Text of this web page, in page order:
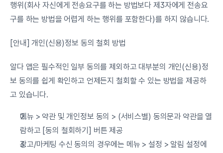
행위(회사 자신에게 전송요구를 하는 방법보다 제3자에게 전송요
구를 하는 방법을 어렵게 하는 행위를 포함한다)를 하지 않습니다.
[안내] 개인(신용)정보 동의 철회 방법
알다 앱은 필수적인 일부 동의를 제외하고 대부분의 개인(신용)정
보 동의를 쉽게 확인하고 언제든지 철회할 수 있는 방법을 제공하
고 있습니다.
메뉴 > 약관 및 개인정보 동의 > (서비스별) 동의문과 약관을 열
람하고 [동의 철회하기] 버튼 제공
광고/마케팅 수신 동의의 경우에는 메뉴 > 설정 > 알림 설정에